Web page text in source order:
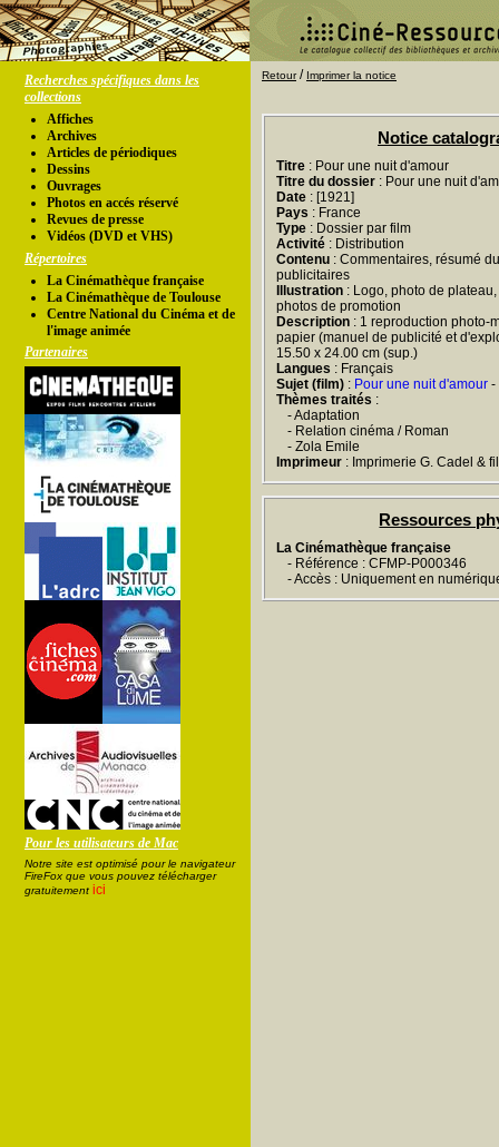
Recherches spécifiques dans les
collections
Affiches
Archives
Articles de périodiques
Dessins
Ouvrages
Photos en accés réservé
Revues de presse
Vidéos (DVD et VHS)
Répertoires
La Cinémathèque française
La Cinémathèque de Toulouse
Centre National du Cinéma et de
l'image animée
Partenaires
Pour les utilisateurs de Mac
Notre site est optimisé pour le navigateur
FireFox que vous pouvez télécharger
gratuitement ici
Retour/ Imprimer la notice
Notice
Titre : Pour une nuit d'amour
Titre du dossier : Pour une nuit
Date : [1921]
Pays : France
Type : Dossier par film
Activité : Distribution
Contenu : Commentaires, résumé
publicitaires
Illustration : Logo, photo de
photos de promotion
Description : 1 reproduction photo-
papier (manuel de publicité et
15.50 x 24.00 cm (sup.)
Langues : Français
Sujet (film) : Pour une nuit d'amour -
Thèmes traités :
- Adaptation
- Relation cinéma / Roman
- Zola Emile
Imprimeur : Imprimerie G. Cadel &
Ressources
La Cinémathèque française
- Référence : CFMP-P000346
- Accès : Uniquement en